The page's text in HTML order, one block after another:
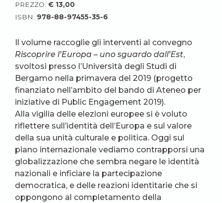
PREZZO: € 13,00
ISBN: 978-88-97455-35-6
Il volume raccoglie gli interventi al convegno
Riscoprire l’Europa – uno sguardo dall’Est,
svoltosi presso l’Università degli Studi di
Bergamo nella primavera del 2019 (progetto
finanziato nell’ambito del bando di Ateneo per
iniziative di Public Engagement 2019).
Alla vigilia delle elezioni europee si è voluto
riflettere sull’identità dell’Europa e sul valore
della sua unità culturale e politica. Oggi sul
piano internazionale vediamo contrapporsi una
globalizzazione che sembra negare le identità
nazionali e inficiare la partecipazione
democratica, e delle reazioni identitarie che si
oppongono al completamento della